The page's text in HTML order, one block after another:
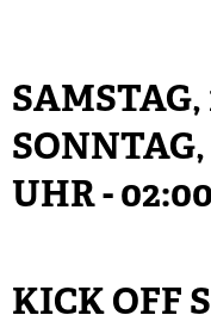
SAMSTAG,
SONNTAG,
UHR -
KICK OFF